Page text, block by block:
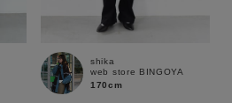
shika
web store BINGOYA
170cm